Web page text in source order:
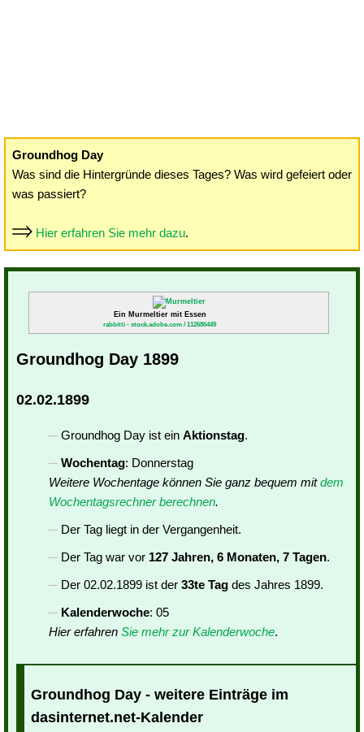
Groundhog Day
Was sind die Hintergründe dieses Tages? Was wird gefeiert oder
was passiert?
Hier erfahren Sie mehr dazu.
Ein Murmeltier mit Essen
rabbitti - stock.adobe.com / 112686449
Groundhog Day 1899
02.02.1899
Groundhog Day ist ein Aktionstag.
Wochentag: Donnerstag
Weitere Wochentage können Sie ganz bequem mitdem
Wochentagsrechner berechnen.
Der Tag liegt in der Vergangenheit.
Der Tag war vor 127 Jahren, 6 Monaten, 7 Tagen.
Der 02.02.1899 ist der 33te Tag des Jahres 1899.
Kalenderwoche: 05
Hier erfahren Sie mehr zur Kalenderwoche.
Groundhog Day - weitere Einträge im
dasinternet.net-Kalender